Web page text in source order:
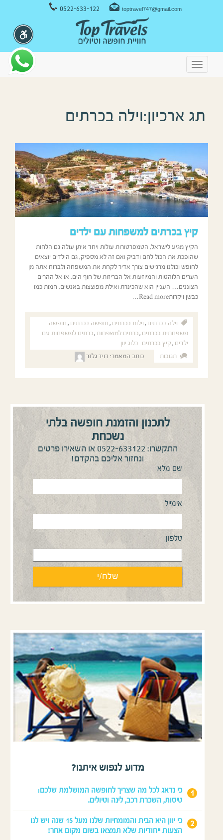
0522-633-122 toptravel747@gmail.com
Toggle
navigation
תג ארכיון:וילה בכרתים
קיץ בכרתים למשפחות עם ילדים
הקיץ מגיע לישראל, הטמפרטורות עולות ויחד איתן עולה גם הלחות
שהופכת את הכול לחם ודביק ואם זה לא מספיק, גם הילדים יוצאים
לחופש וכולנו מרגישים צורך אדיר לקחת את המשפחה ולברוח אתה מן
הערים הלוהטות והמיוזעות אל הבריזות של חוף הים, או אל ההרים
הצוננים… העניין הוא שהכינרת ואילת מפוצצות באנשים, חמות כמו
כבשן ויקרותRead more…
וילה בכרתים , וילות בכרתים , חופשה בכרתים , חופשה
משפחתית בכרתים ,כרתים למשפחות ,כרתים למשפחות עם
ילדים ,קיץ בכרתים בלוג יוון
תגובות
כותב המאמר: דויד גלזר
לתכנון והזמנת חופשה בלתי
נשכחת
התקשרו: 0522-633122 או השאירו פרטים
ונחזור אליכם בהקדם!
שם מלא
אימייל
טלפון
מדוע לנפוש איתנו?
כי נדאג לכל מה שצריך לחופשה המושלמת שלכם:
טיסות, השכרת רכב, לינה וטיולים.
כי יוון היא הבית והמומחיות שלנו מעל 15 שנה ויש לנו
הצעות ייחודיות שלא תמצאו בשום מקום אחר!
ניווט במקלדת